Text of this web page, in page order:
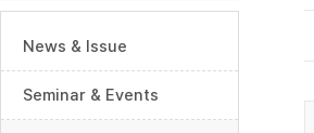
News & Issue
Seminar & Events